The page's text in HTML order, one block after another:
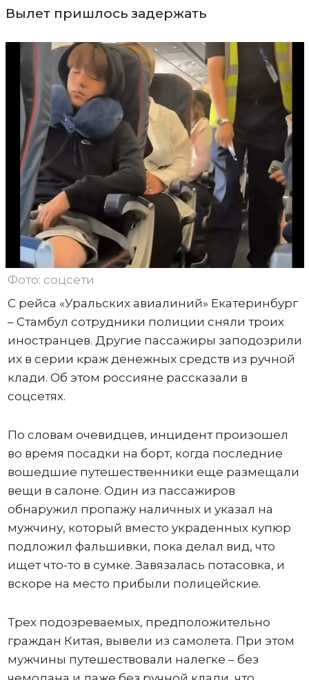
Вылет пришлось задержать
Фото: соцсети
С рейса «Уральских авиалиний» Екатеринбург
– Стамбул сотрудники полиции сняли троих
иностранцев. Другие пассажиры заподозрили
их в серии краж денежных средств из ручной
клади. Об этом россияне рассказали в
соцсетях.
По словам очевидцев, инцидент произошел
во время посадки на борт, когда последние
вошедшие путешественники еще размещали
вещи в салоне. Один из пассажиров
обнаружил пропажу наличных и указал на
мужчину, который вместо украденных купюр
подложил фальшивки, пока делал вид, что
ищет что-то в сумке. Завязалась потасовка, и
вскоре на место прибыли полицейские.
Трех подозреваемых, предположительно
граждан Китая, вывели из самолета. При этом
мужчины путешествовали налегке – без